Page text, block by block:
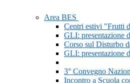
Area BES
Centri estivi "Frutti
GLI: presentazione
Corso sul Disturbo
GLI: presentazione
3° Convegno
Incontro a Scuola